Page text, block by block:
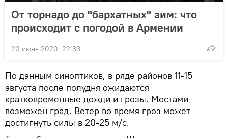
От торнадо до "бархатных" зим: что
происходит с погодой в Армении
20 июня 2020, 22:33
По данным синоптиков, в ряде районов 11-15
августа после полудня ожидаются
кратковременные дожди и грозы. Местами
возможен град. Ветер во время гроз может
достигнуть силы в 20-25 м/с.